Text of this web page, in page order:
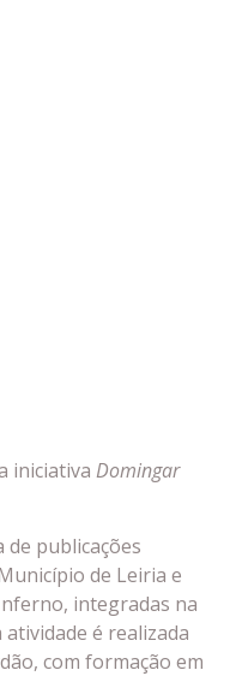
iniciativa Domingar
publicações
de Leiria e
integradas na
atividade é realizada
com formação em